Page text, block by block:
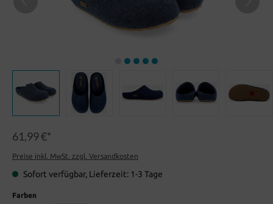
61,99 €*
Preise inkl. MwSt. zzgl. Versandkosten
Sofort verfügbar, Lieferzeit: 1-3 Tage
Farben